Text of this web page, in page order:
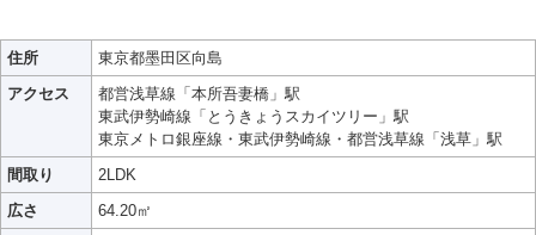
住所
東京都墨田区向島
アクセス
都営浅草線「本所吾妻橋」駅
東武伊勢崎線「とうきょうスカイツリー」駅
東京メトロ銀座線・東武伊勢崎線・都営浅草線「浅草」駅
間取り
2LDK
広さ
64.20㎡